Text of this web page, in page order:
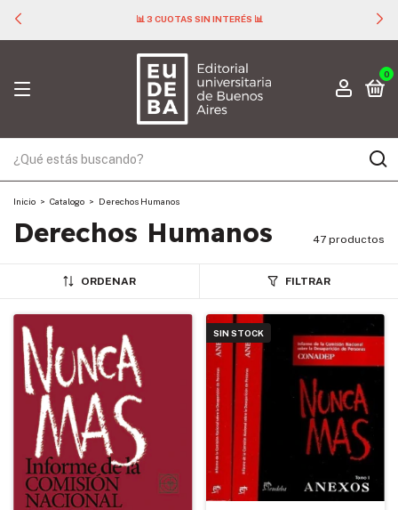
📊 3 CUOTAS SIN INTERÉS 📊
0
Inicio > Catalogo > Derechos Humanos
Derechos Humanos 47 productos
ORDENAR FILTRAR
SIN STOCK